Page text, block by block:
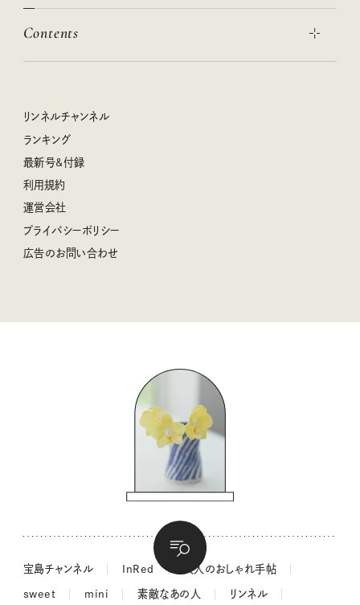
絶品、お餅レシピ大集合！
クラフトビール案内
母の日に贈りたい、お花モチーフのアイテム
女子旅おすすめスポット 暮らすように心地いいリンネル旅ガイ
リンネル 暮らしの道具大賞
ナチュラルメイクレッスン
喜ばれる贈り物手帖
猫と一緒に心地いい暮らし
ぐれいさん
空想喫茶トラノコクさんのあの店この店、喫茶訪問日記
圷みほさんのゆるっと週末キャンプ通信
豆柴・まもるくんの旅日記
柳沢小実さんのお散歩するようなゆるり旅
valoさんのかわいいもの探し
ノーラのフィンランド旅気分
吉田羊さんの着物と12のアソビゴコロ
長谷川あかりさんの今週もお疲れ様つまみ
Contents
リンネル暮らし部
リンネルチャンネル
おぱんつ君のわくわく楽しい一週間占い
毎日が心地よくなるリンネルタロット
リンネルチャンネル
ランキング
最新号&付録
利用規約
運営会社
プライバシーポリシー
広告のお問い合わせ
宝島チャンネル InRed 大人のおしゃれ手帖
sweet mini 素敵なあの人 リンネル